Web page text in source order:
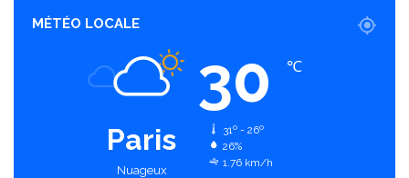
MÉTÉO LOCALE
Paris
Nuageux
30 ℃
31º - 26º
26%
1.76 km/h